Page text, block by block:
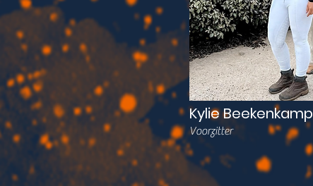
Kylie Beekenkamp
Voorzitter